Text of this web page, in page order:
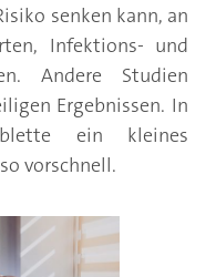
senken kann, an
Infektions- und
Andere Studien
Ergebnissen. In
ein kleines
vorschnell.